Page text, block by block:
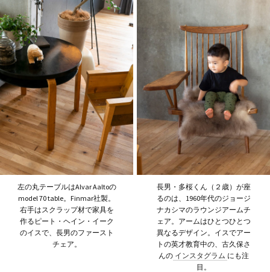
左の丸テーブルはAlvar Aaltoの
model 70 table。Finmar社製。
右手はスクラップ材で家具を
作るピート・ヘイン・イーク
のイスで、長男のファースト
チェア。
長男・多桜くん（２歳）が座
るのは、1960年代のジョージ
ナカシマのラウンジアームチ
ェア。アームはひとつひとつ
異なるデザイン。イスでアー
トの英才教育中の、古久保さ
んの インスタグラム にも注
目。